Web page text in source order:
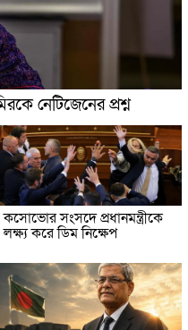
নেটিজেনের প্রশ্ন
কসোভোর সংসদে প্রধানমন্ত্রীকে
লক্ষ্য করে ডিম নিক্ষেপ